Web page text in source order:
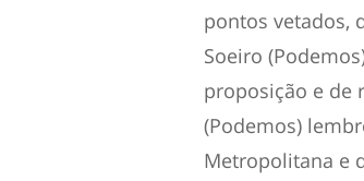
pontos vetados,
Soeiro
proposição e de
(Podemos)
Metropolitana e